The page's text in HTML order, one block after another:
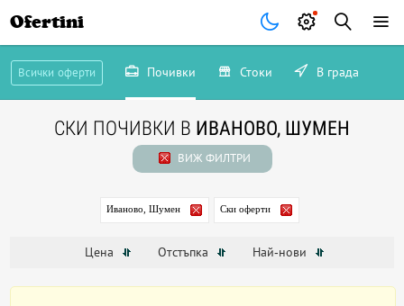
Ofertini
Всички оферти Почивки Стоки В града
СКИ ПОЧИВКИ В ИВАНОВО, ШУМЕН
ВИЖ ФИЛТРИ
Иваново, Шумен Ски оферти
Цена Отстъпка Най-нови